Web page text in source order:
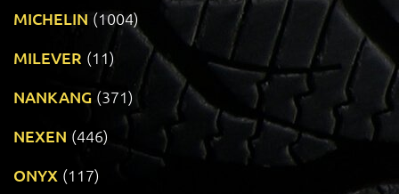
MICHELIN (1004)
MILEVER (11)
NANKANG (371)
NEXEN (446)
ONYX (117)